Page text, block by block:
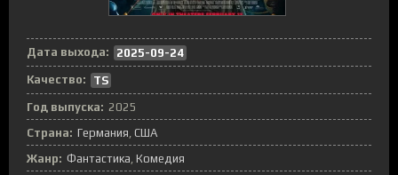
Дата выхода:
2025-09-24
Качество:
TS
Год выпуска: 2025
Страна: Германия США
Жанр: Фантастика Комедия